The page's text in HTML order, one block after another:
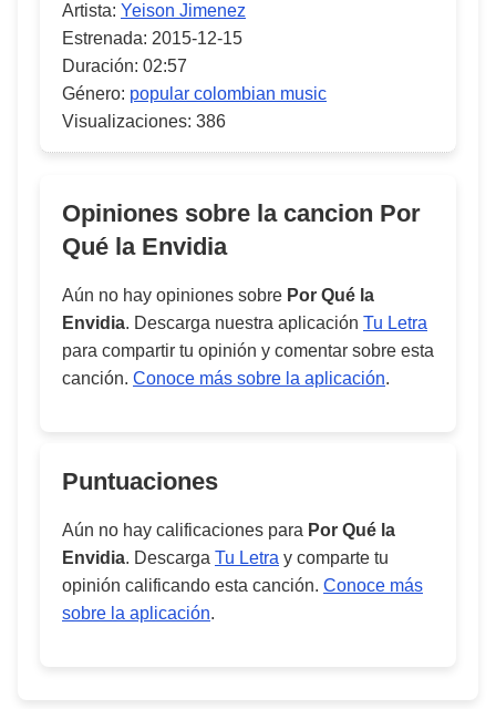
Artista: Yeison Jimenez
Estrenada: 2015-12-15
Duración: 02:57
Género: popular colombian music
Visualizaciones: 386
Opiniones sobre la cancion Por
Qué la Envidia
Aún no hay opiniones sobre Por Qué la
Envidia. Descarga nuestra aplicación Tu Letra
para compartir tu opinión y comentar sobre esta
canción. Conoce más sobre la aplicación.
Puntuaciones
Aún no hay calificaciones para Por Qué la
Envidia. Descarga Tu Letra y comparte tu
opinión calificando esta canción. Conoce más
sobre la aplicación.